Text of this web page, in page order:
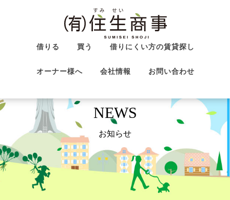
借りる 買う 借りにくい方の賃貸探し
オーナー様へ 会社情報 お問い合わせ
NEWS
お知らせ